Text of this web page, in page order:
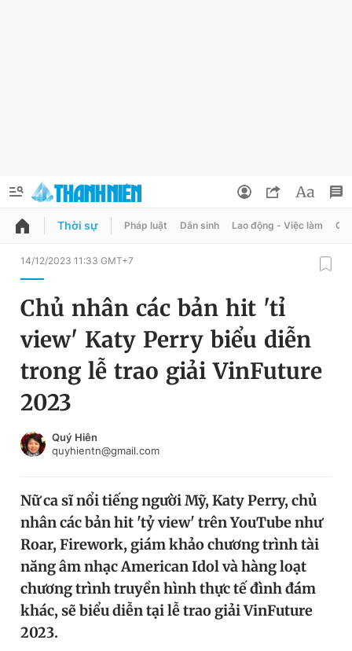
QUẢNG CÁO
Chuyên mục
Chuyên mục khác
Chào ngày mới
Tin thị trường
Video Magazine
Sản phẩm khác
Tiện ích Bạn cần biết
Thông tin tòa soạn
Đổi mật khẩu
Tin đã lưu
Tin đã xem
Đăng xuất
Thời sự Pháp luật Dân sinh Lao động - Việc làm
14/12/2023 11:33 GMT+7
Chủ nhân các bản hit 'tỉ
view' Katy Perry biểu diễn
trong lễ trao giải VinFuture
2023
Quý Hiên
quyhientn@gmail.com
Nữ ca sĩ nổi tiếng người Mỹ, Katy Perry, chủ
nhân các bản hit 'tỷ view' trên YouTube như
Roar, Firework, giám khảo chương trình tài
năng âm nhạc American Idol và hàng loạt
chương trình truyền hình thực tế đình đám
khác, sẽ biểu diễn tại lễ trao giải VinFuture
2023.